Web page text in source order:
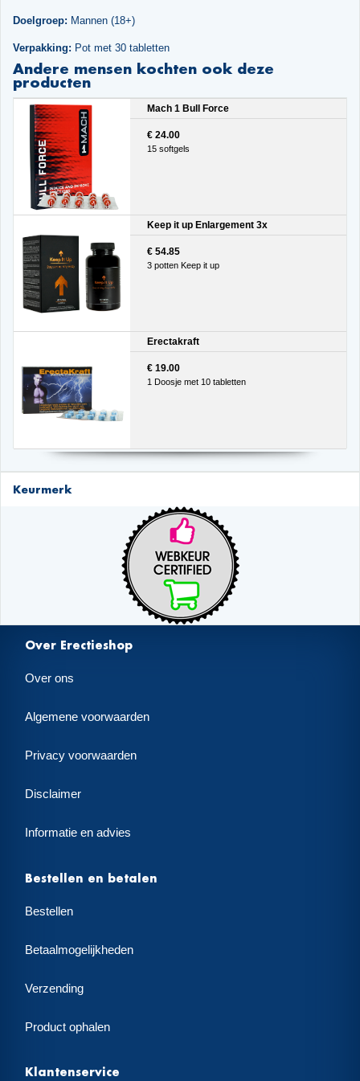
Doelgroep: Mannen (18+)
Verpakking: Pot met 30 tabletten
Andere mensen kochten ook deze
producten
Mach 1 Bull Force
€ 24.00
15 softgels
Keep it up Enlargement 3x
€ 54.85
3 potten Keep it up
Erectakraft
€ 19.00
1 Doosje met 10 tabletten
Keurmerk
Over Erectieshop
Over ons
Algemene voorwaarden
Privacy voorwaarden
Disclaimer
Informatie en advies
Bestellen en betalen
Bestellen
Betaalmogelijkheden
Verzending
Product ophalen
Klantenservice